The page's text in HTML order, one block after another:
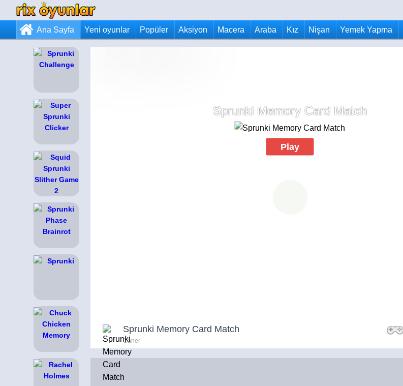
Ana Sayfa Yeni oyunlar Popüler Aksiyon Macera Araba Kız Nişan Yemek Yapma
Sprunki Memory Card Match
Play
Sprunki Memory Card Match
Caner